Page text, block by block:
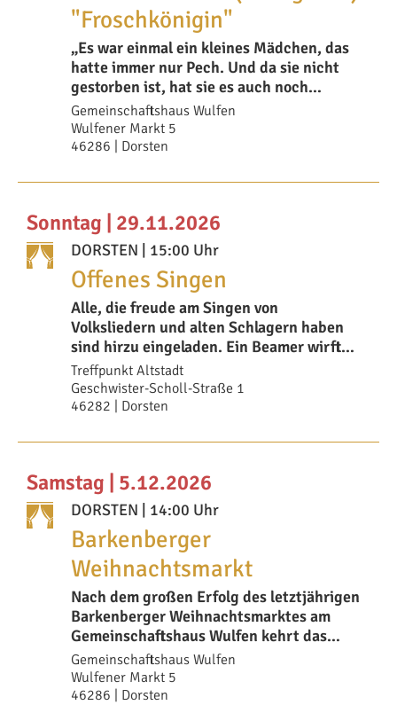
"Froschkönigin"
„Es war einmal ein kleines Mädchen, das
hatte immer nur Pech. Und da sie nicht
gestorben ist, hat sie es auch noch
heute.“
Gemeinschaftshaus Wulfen
Wulfener Markt 5
46286 | Dorsten
Sonntag | 29.11.2026
DORSTEN | 15:00 Uhr
Offenes Singen
Alle, die freude am Singen von
Volksliedern und alten Schlagern haben
sind hirzu eingeladen. Ein Beamer wirft
die Liedtexte a
Treffpunkt Altstadt
Geschwister-Scholl-Straße 1
46282 | Dorsten
Samstag | 5.12.2026
DORSTEN | 14:00 Uhr
Barkenberger
Weihnachtsmarkt
Nach dem großen Erfolg des letztjährigen
Barkenberger Weihnachtsmarktes am
Gemeinschaftshaus Wulfen kehrt das
stimmungsvolle F
Gemeinschaftshaus Wulfen
Wulfener Markt 5
46286 | Dorsten